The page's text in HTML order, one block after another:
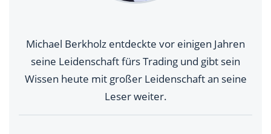
Michael Berkholz entdeckte vor einigen Jahren
seine Leidenschaft fürs Trading und gibt sein
Wissen heute mit großer Leidenschaft an seine
Leser weiter.